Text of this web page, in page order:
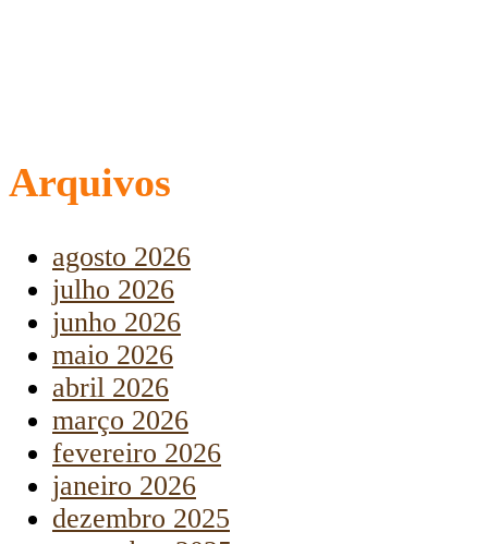
Arquivos
agosto 2026
julho 2026
junho 2026
maio 2026
abril 2026
março 2026
fevereiro 2026
janeiro 2026
dezembro 2025